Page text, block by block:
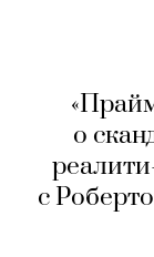
о
с